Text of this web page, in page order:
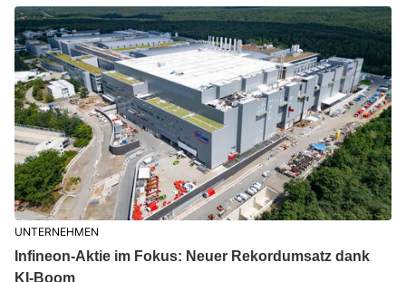
UNTERNEHMEN
Infineon-Aktie im Fokus: Neuer Rekordumsatz dank
KI-Boom